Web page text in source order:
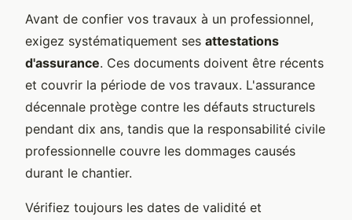
Avant de confier vos travaux à un professionnel,
exigez systématiquement ses attestations
d'assurance. Ces documents doivent être récents
et couvrir la période de vos travaux. L'assurance
décennale protège contre les défauts structurels
pendant dix ans, tandis que la responsabilité civile
professionnelle couvre les dommages causés
durant le chantier.
Vérifiez toujours les dates de validité et